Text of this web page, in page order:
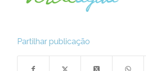
Partilhar publicação